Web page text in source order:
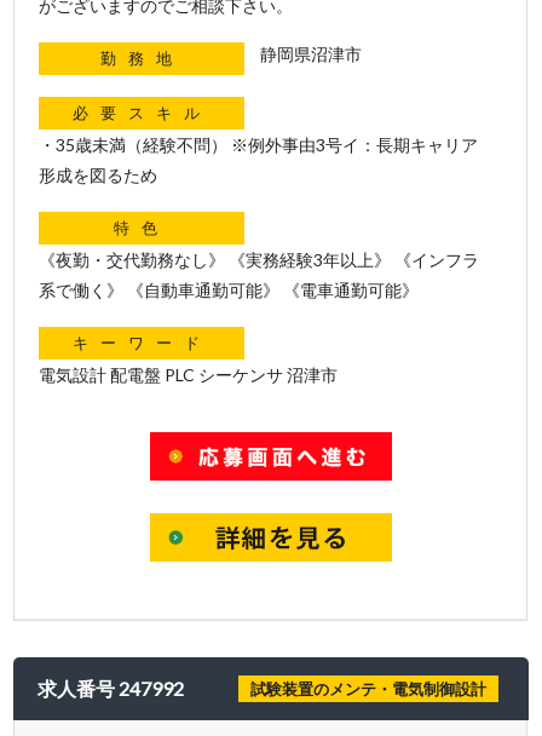
がございますのでご相談下さい。
勤務地 静岡県沼津市
必要スキル
・35歳未満（経験不問） ※例外事由3号イ：長期キャリア
形成を図るため
特色
《夜勤・交代勤務なし》 《実務経験3年以上》 《インフラ
系で働く》 《自動車通勤可能》 《電車通勤可能》
キーワード
電気設計 配電盤 PLC シーケンサ 沼津市
求人番号 247992 試験装置のメンテ・電気制御設計